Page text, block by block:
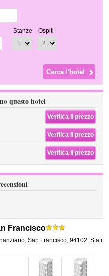
Stanze Ospiti
questo hotel
Verifica il prezzo
Verifica il prezzo
Verifica il prezzo
Francisco
San Francisco,94102, Stati